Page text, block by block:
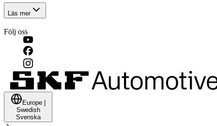
Läs mer
Följ oss
Europe
Swedish
Svenska